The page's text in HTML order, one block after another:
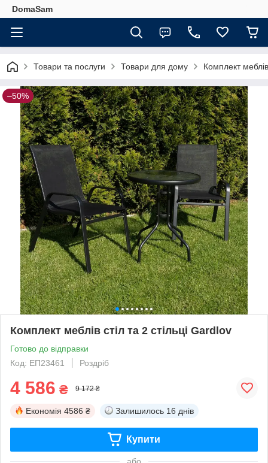
DomaSam
Товари та послуги Товари для дому Комплект
–50%
Комплект меблів стіл та 2 стільці Gardlov
Готово до відправки
Код: ЕП23461
Роздріб
4 586 ₴ 9 172 ₴
Економія 4586 ₴ Залишилось 16 днів
Купити
або